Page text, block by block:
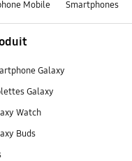
Mobile Smartphones
Galaxy
Galaxy
Watch
Buds